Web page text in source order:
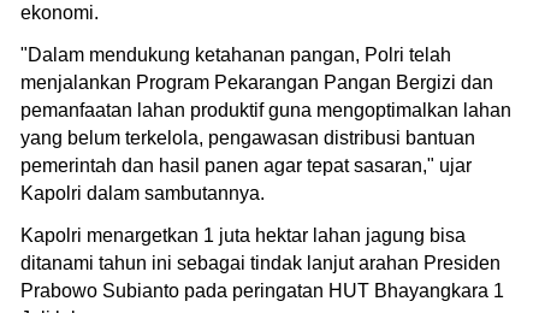
ekonomi.
"Dalam mendukung ketahanan pangan, Polri telah
menjalankan Program Pekarangan Pangan Bergizi dan
pemanfaatan lahan produktif guna mengoptimalkan lahan
yang belum terkelola, pengawasan distribusi bantuan
pemerintah dan hasil panen agar tepat sasaran," ujar
Kapolri dalam sambutannya.
Kapolri menargetkan 1 juta hektar lahan jagung bisa
ditanami tahun ini sebagai tindak lanjut arahan Presiden
Prabowo Subianto pada peringatan HUT Bhayangkara 1